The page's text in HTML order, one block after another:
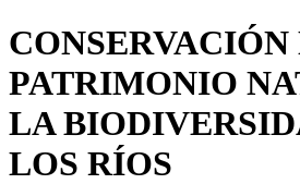
CONSERVACIÓN
PATRIMONIO
LA
LOS RÍOS